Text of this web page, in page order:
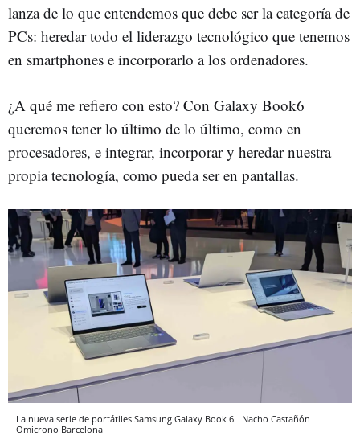
lanza de lo que entendemos que debe ser la categoría de
PCs: heredar todo el liderazgo tecnológico que tenemos
en smartphones e incorporarlo a los ordenadores.
¿A qué me refiero con esto? Con Galaxy Book6
queremos tener lo último de lo último, como en
procesadores, e integrar, incorporar y heredar nuestra
propia tecnología, como pueda ser en pantallas.
La nueva serie de portátiles Samsung Galaxy Book 6. Nacho Castañón
Omicrono Barcelona